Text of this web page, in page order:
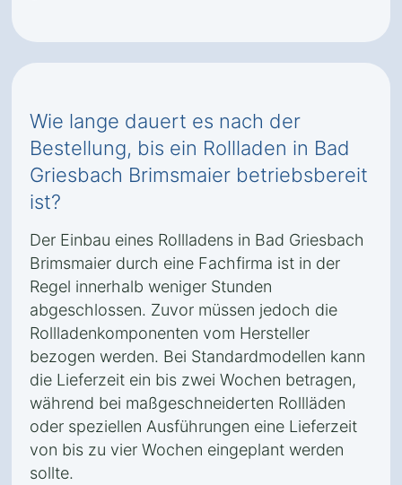
Wie lange dauert es nach der
Bestellung, bis ein Rollladen in Bad
Griesbach Brimsmaier betriebsbereit
ist?
Der Einbau eines Rollladens in Bad Griesbach
Brimsmaier durch eine Fachfirma ist in der
Regel innerhalb weniger Stunden
abgeschlossen. Zuvor müssen jedoch die
Rollladenkomponenten vom Hersteller
bezogen werden. Bei Standardmodellen kann
die Lieferzeit ein bis zwei Wochen betragen,
während bei maßgeschneiderten Rollläden
oder speziellen Ausführungen eine Lieferzeit
von bis zu vier Wochen eingeplant werden
sollte.